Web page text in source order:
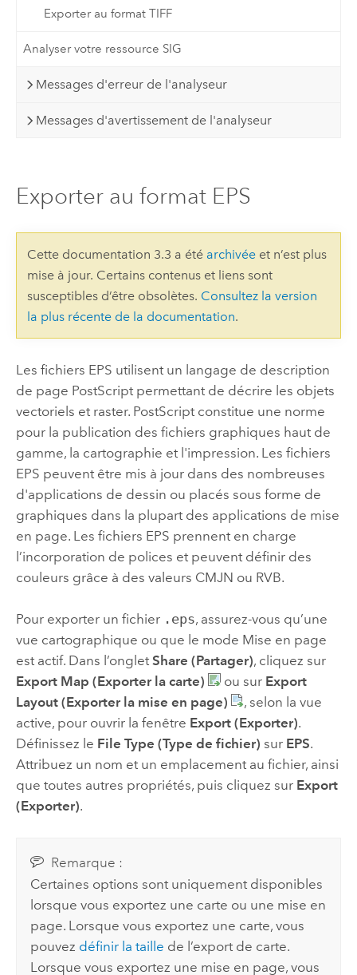
Exporter au format TIFF
Analyser votre ressource SIG
Messages d'erreur de l'analyseur
Messages d'avertissement de l'analyseur
Exporter au format EPS
Cette documentation 3.3 a été archivéeet n’est plus
mise à jour. Certains contenus et liens sont
susceptibles d’être obsolètes. Consultez la version
la plus récente de la documentation.
Les fichiers EPS utilisent un langage de description
de page PostScript permettant de décrire les objets
vectoriels et raster. PostScript constitue une norme
pour la publication des fichiers graphiques haut de
gamme, la cartographie et l'impression. Les fichiers
EPS peuvent être mis à jour dans des nombreuses
d'applications de dessin ou placés sous forme de
graphiques dans la plupart des applications de mise
en page. Les fichiers EPS prennent en charge
l’incorporation de polices et peuvent définir des
couleurs grâce à des valeurs CMJN ou RVB.
Pour exporter un fichier .eps, assurez-vous qu’une
vue cartographique ou que le mode Mise en page
est actif. Dans l’onglet Share (Partager), cliquez sur
Export Map (Exporter la carte)
ou sur Export
Layout (Exporter la mise en page)
, selon la vue
active, pour ouvrir la fenêtre Export (Exporter).
Définissez le File Type (Type de fichier) sur EPS.
Attribuez un nom et un emplacement au fichier, ainsi
que toutes autres propriétés, puis cliquez sur Export
(Exporter).
Remarque :
Certaines options sont uniquement disponibles
lorsque vous exportez une carte ou une mise en
page. Lorsque vous exportez une carte, vous
pouvez définir la taille de l’export de carte.
Lorsque vous exportez une mise en page, vous